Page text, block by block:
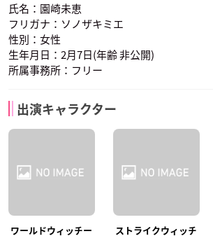
氏名：園崎未恵
フリガナ：ソノザキミエ
性別：女性
生年月日：2月7日(年齢 非公開)
所属事務所：フリー
出演キャラクター
ワールドウィッチー
ストライクウィッチ